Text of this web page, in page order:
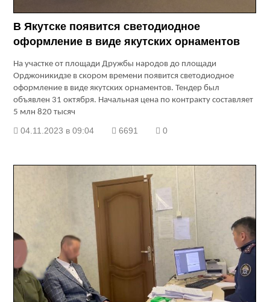
В Якутске появится светодиодное
оформление в виде якутских орнаментов
На участке от площади Дружбы народов до площади
Орджоникидзе в скором времени появится светодиодное
оформление в виде якутских орнаментов. Тендер был
объявлен 31 октября. Начальная цена по контракту составляет
5 млн 820 тысяч
04.11.2023 в 09:04 6691 0